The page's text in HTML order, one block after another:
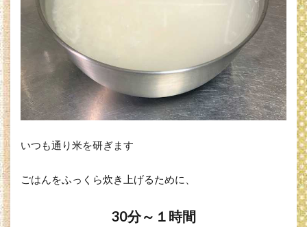
いつも通り米を研ぎます
ごはんをふっくら炊き上げるために、
30分～１時間